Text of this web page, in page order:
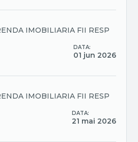
IMOBILIARIA FII RESP
DATA:
01 jun 2026
IMOBILIARIA FII RESP
DATA:
21 mai 2026